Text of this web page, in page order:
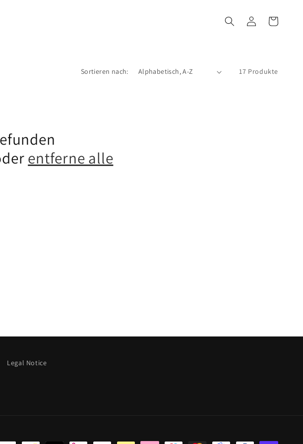
EinloggenWarenkorb
Sortieren nach: 17 Produkte
entferne alle
Legal Notice